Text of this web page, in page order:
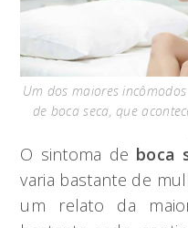
Um dos maiores
de boca seca, que
O sintoma de boca
varia bastante de
um relato da